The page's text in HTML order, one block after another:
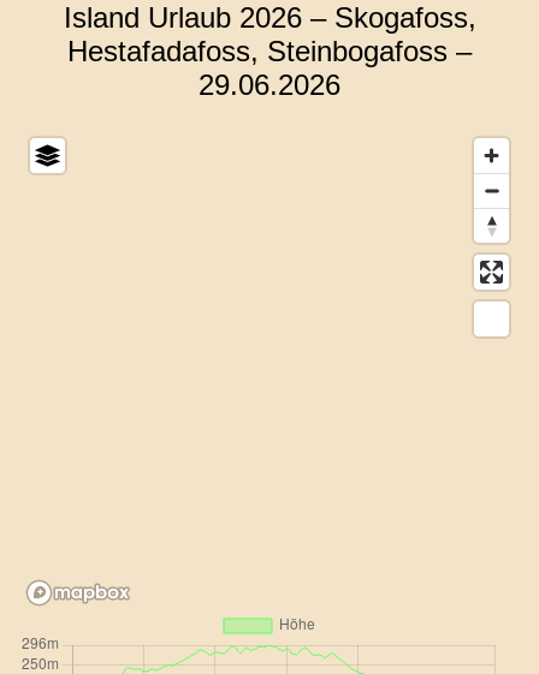
Island Urlaub 2026 – Skogafoss,
Hestafadafoss, Steinbogafoss –
29.06.2026